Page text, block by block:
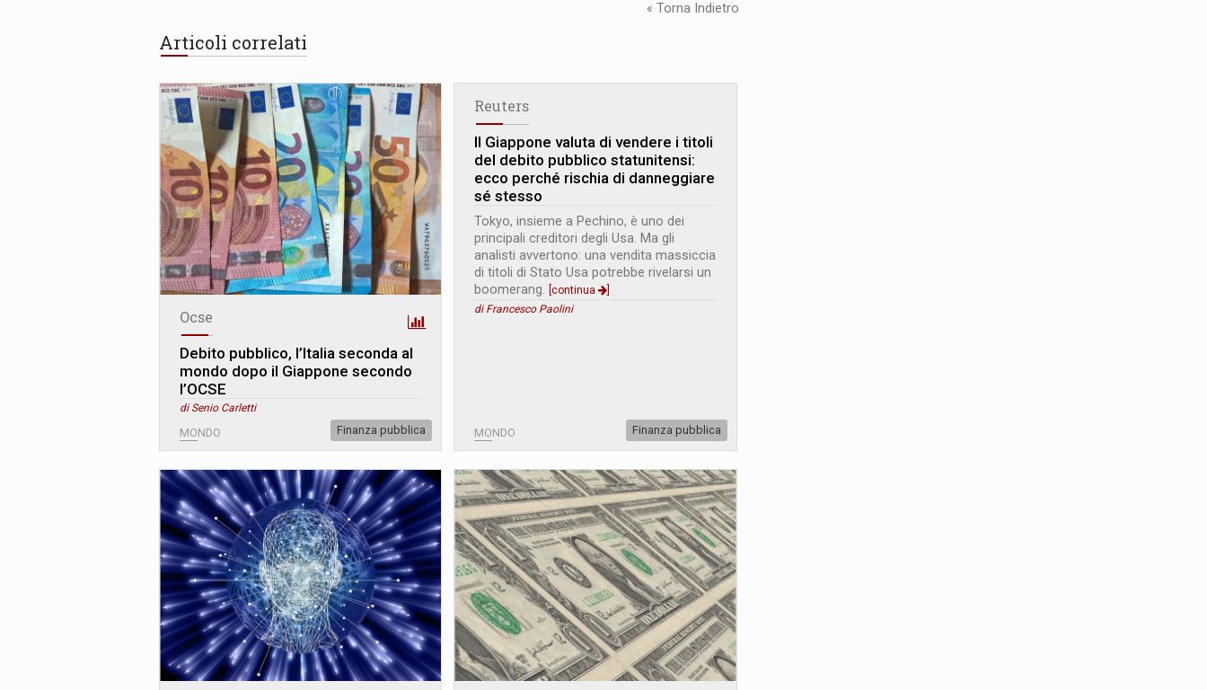
« Torna Indietro
Articoli correlati
Ocse
Debito pubblico, l’Italia seconda al
mondo dopo il Giappone secondo
l’OCSE
di Senio Carletti
MONDO Finanza pubblica
Reuters
Il Giappone valuta di vendere i titoli
del debito pubblico statunitensi:
ecco perché rischia di danneggiare
sé stesso
Tokyo, insieme a Pechino, è uno dei
principali creditori degli Usa. Ma gli
analisti avvertono: una vendita massiccia
di titoli di Stato Usa potrebbe rivelarsi un
boomerang. [continua
di Francesco Paolini
MONDO Finanza pubblica